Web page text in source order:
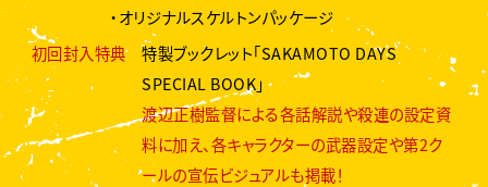
・オリジナルスケルトンパッケージ
初回封入特典
特製ブックレット「SAKAMOTO DAYS
SPECIAL BOOK」
渡辺正樹監督による各話解説や殺連の設定資
料に加え、各キャラクターの武器設定や第2ク
ールの宣伝ビジュアルも掲載！